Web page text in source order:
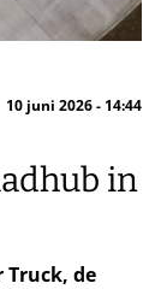
10 juni 2026 - 14:44
in
de